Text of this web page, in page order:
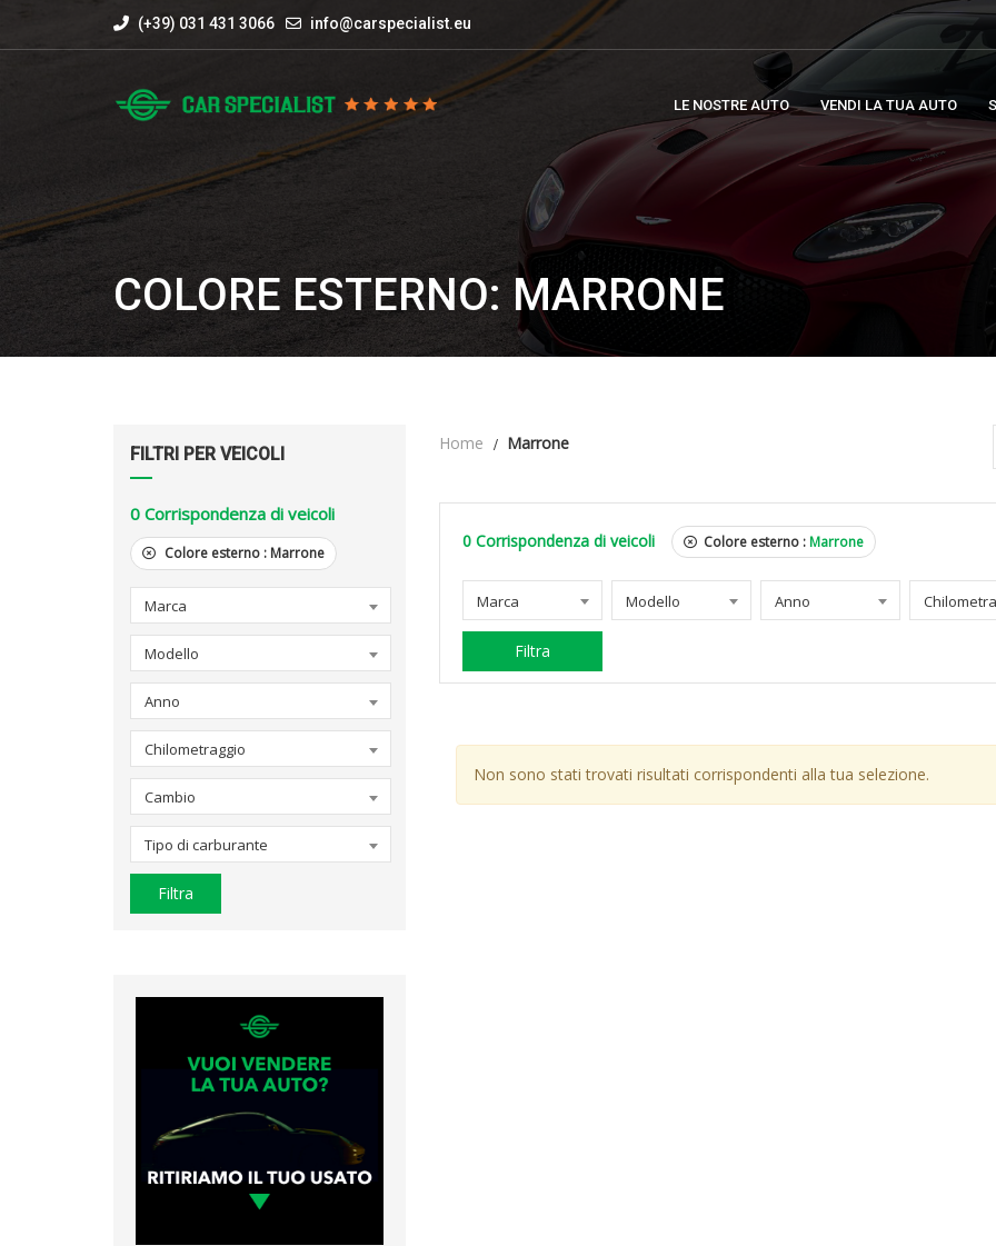
(+39) 031 431 3066 info@carspecialist.eu
LE NOSTRE AUTO VENDI LA TUA AUTO
COLORE ESTERNO: MARRONE
FILTRI PER VEICOLI
0 Corrispondenza di veicoli
Colore esterno : Marrone
Marca
Modello
Anno
Chilometraggio
Cambio
Tipo di carburante
Filtra
Home Marrone
0 Corrispondenza di veicoli Colore esterno :Marrone
Marca Modello Anno
Filtra
Non sono stati trovati risultati corrispondenti alla tua selezione.